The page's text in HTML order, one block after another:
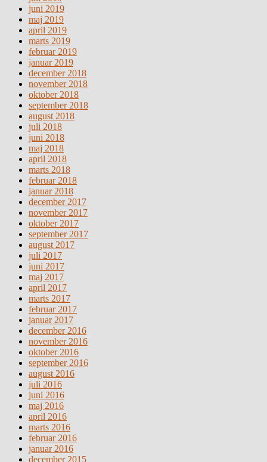
juni 2019
maj 2019
april 2019
marts 2019
februar 2019
januar 2019
december 2018
november 2018
oktober 2018
september 2018
august 2018
juli 2018
juni 2018
maj 2018
april 2018
marts 2018
februar 2018
januar 2018
december 2017
november 2017
oktober 2017
september 2017
august 2017
juli 2017
juni 2017
maj 2017
april 2017
marts 2017
februar 2017
januar 2017
december 2016
november 2016
oktober 2016
september 2016
august 2016
juli 2016
juni 2016
maj 2016
april 2016
marts 2016
februar 2016
januar 2016
december 2015